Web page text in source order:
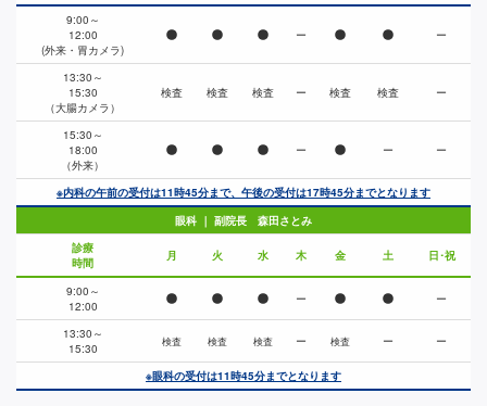
9:00～
12:00
(外来・胃カメラ)
ー ー
13:30～
15:30
（大腸カメラ）
検査 検査 検査 ー 検査 検査 ー
15:30～
18:00
（外来）
ー ー ー
※内科の午前の受付は11時45分まで、午後の受付は17時45分までとなります
眼科 ｜ 副院長 森田さとみ
診療
時間
月 火 水 木 金 土 日･祝
9:00～
12:00
ー ー
13:30～
15:30
検査 検査 検査 ー 検査 ー ー
※眼科の受付は11時45分までとなります